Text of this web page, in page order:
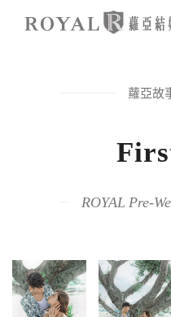
蘿亞故
ROYAL Pre-